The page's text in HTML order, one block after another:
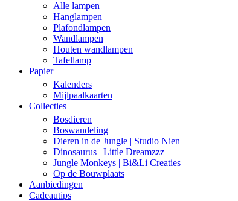
Alle lampen
Hanglampen
Plafondlampen
Wandlampen
Houten wandlampen
Tafellamp
Papier
Kalenders
Mijlpaalkaarten
Collecties
Bosdieren
Boswandeling
Dieren in de Jungle | Studio Nien
Dinosaurus | Little Dreamzzz
Jungle Monkeys | Bi&Li Creaties
Op de Bouwplaats
Aanbiedingen
Cadeautips